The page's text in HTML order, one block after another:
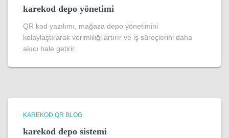
karekod depo yönetimi
QR kod yazılımı, mağaza depo yönetimini
kolaylaştırarak verimliliği artırır ve iş süreçlerini daha
akıcı hale getirir.
KAREKOD QR BLOG
karekod depo sistemi